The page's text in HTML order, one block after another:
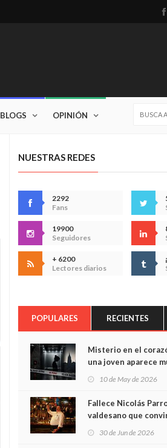
BLOGS OPINIÓN
NUESTRAS REDES
2292
Fans
19900
Seguidores
+ 6200
Lectores diarios
POPULARES RECIENTES
Misterio en el
una joven aparece
cámaras captan sus
minutos
10 de May de 2026
Fallece Nicolás
valdesano que
30 de Jun de 2026